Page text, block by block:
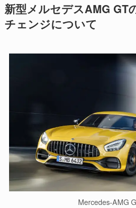
新型メルセデスAMG GT
チェンジについて
Mercedes-AMG